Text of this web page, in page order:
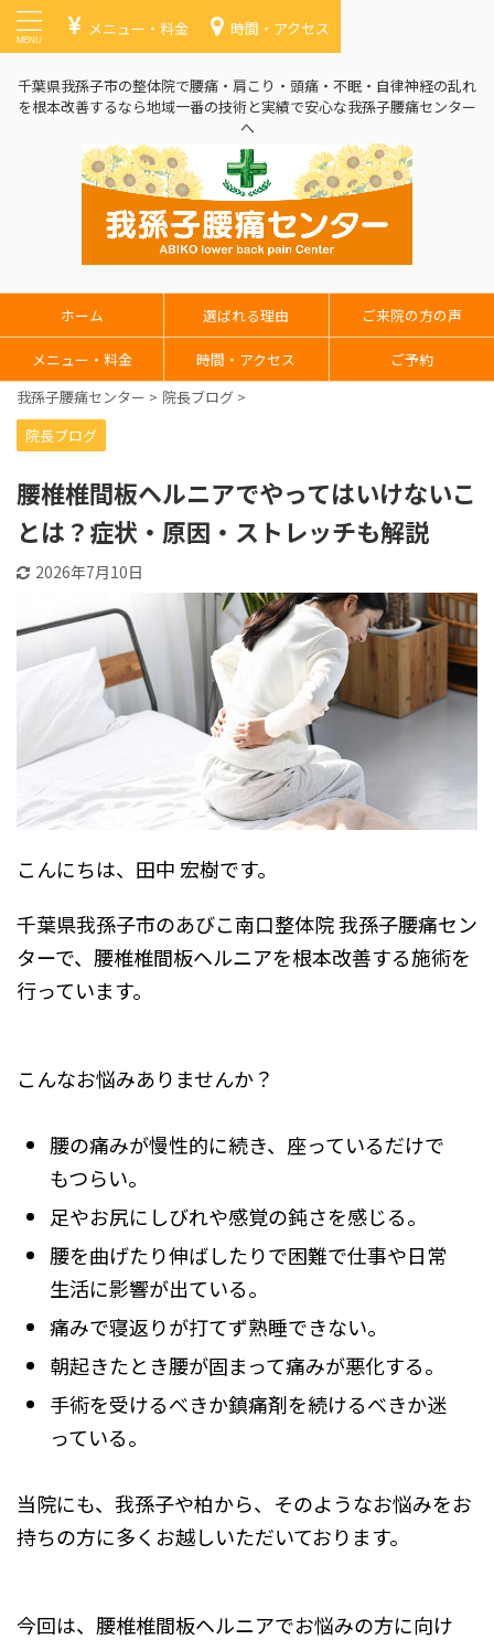
メニュー・料金 時間・アクセス
千葉県我孫子市の整体院で腰痛・肩こり・頭痛・不眠・自律神経の乱れ
を根本改善するなら地域一番の技術と実績で安心な我孫子腰痛センター
へ
ホーム 選ばれる理由 ご来院の方の声
メニュー・料金 時間・アクセス
ご予約
我孫子腰痛センター > 院長ブログ >
院長ブログ
腰椎椎間板ヘルニアでやってはいけないこ
とは？症状・原因・ストレッチも解説
2026年7月10日
こんにちは、田中 宏樹です。
千葉県我孫子市のあびこ南口整体院 我孫子腰痛セン
ターで、腰椎椎間板ヘルニアを根本改善する施術を
行っています。
こんなお悩みありませんか？
腰の痛みが慢性的に続き、座っているだけで
もつらい。
足やお尻にしびれや感覚の鈍さを感じる。
腰を曲げたり伸ばしたりで困難で仕事や日常
生活に影響が出ている。
痛みで寝返りが打てず熟睡できない。
朝起きたとき腰が固まって痛みが悪化する。
手術を受けるべきか鎮痛剤を続けるべきか迷
っている。
当院にも、我孫子や柏から、そのようなお悩みをお
持ちの方に多くお越しいただいております。
今回は、腰椎椎間板ヘルニアでお悩みの方に向け